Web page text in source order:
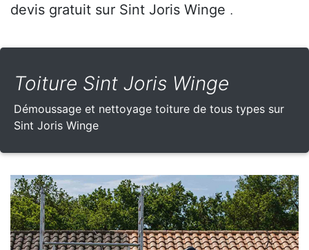
devis gratuit sur Sint Joris Winge .
Toiture Sint Joris Winge
Démoussage et nettoyage toiture de tous types sur
Sint Joris Winge